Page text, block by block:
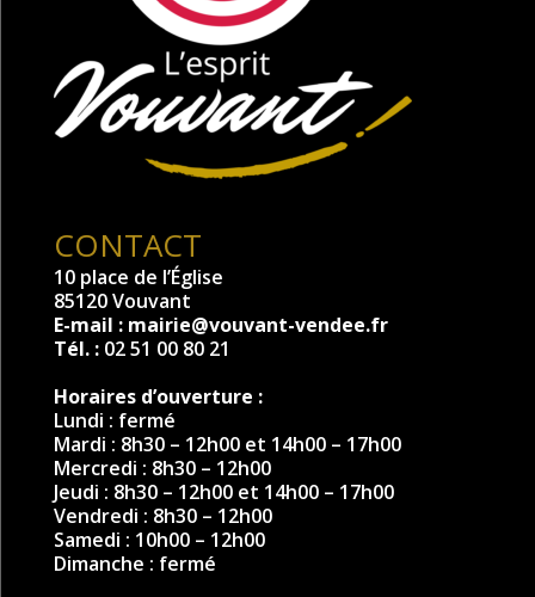
CONTACT
10 place de l’Église
85120 Vouvant
E-mail : mairie@vouvant-vendee.fr
Tél. : 02 51 00 80 21
Horaires d’ouverture :
Lundi : fermé
Mardi : 8h30 – 12h00 et 14h00 – 17h00
Mercredi : 8h30 – 12h00
Jeudi : 8h30 – 12h00 et 14h00 – 17h00
Vendredi : 8h30 – 12h00
Samedi : 10h00 – 12h00
Dimanche : fermé